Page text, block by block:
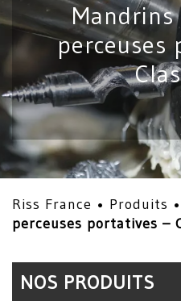
Mandrins
perceuses
Riss France • Produits •
perceuses portatives –
NOS PRODUITS